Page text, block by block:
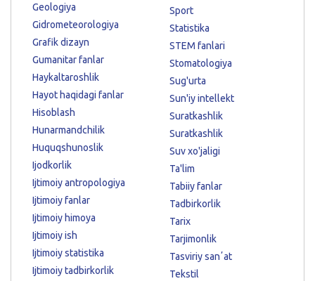
Geologiya
Gidrometeorologiya
Grafik dizayn
Gumanitar fanlar
Haykaltaroshlik
Hayot haqidagi fanlar
Hisoblash
Hunarmandchilik
Huquqshunoslik
Ijodkorlik
Ijtimoiy antropologiya
Ijtimoiy fanlar
Ijtimoiy himoya
Ijtimoiy ish
Ijtimoiy statistika
Ijtimoiy tadbirkorlik
Sport
Statistika
STEM fanlari
Stomatologiya
Sug'urta
Sun'iy intellekt
Suratkashlik
Suratkashlik
Suv xo'jaligi
Ta'lim
Tabiiy fanlar
Tadbirkorlik
Tarix
Tarjimonlik
Tasviriy sanʼat
Tekstil